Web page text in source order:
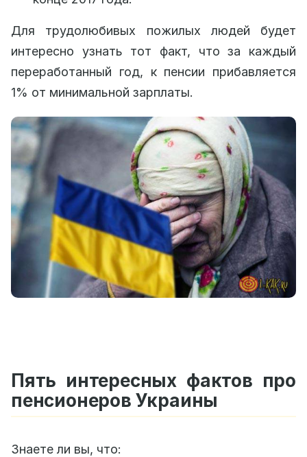
Для трудолюбивых пожилых людей будет
интересно узнать тот факт, что за каждый
переработанный год, к пенсии прибавляется
1% от минимальной зарплаты.
Пять интересных фактов про
пенсионеров Украины
Знаете ли вы, что: